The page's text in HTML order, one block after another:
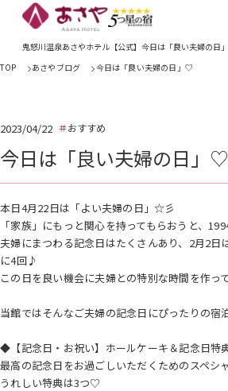
鬼怒川温泉あさやホテル【公式】今日は「良い夫婦の日
TOP あさやブログ 今日は「良い夫婦の日」♡
2023/04/22 おすすめ
今日は「良い夫婦の日」♡
本日4月22日は「よい夫婦の日」☆彡
「家族」にもっと関心を持ってもらおうと、
夫婦にまつわる記念日はたくさんあり、2月2
に4回♪
この日を良い機会に夫婦との特別な時間を作
当館ではそんなご夫婦の記念日にぴったりの
◆【記念日・お祝い】ホールケーキ＆記念日
最高の記念日をお過ごしいただくためのスペシ
うれしい特典は3つ♡